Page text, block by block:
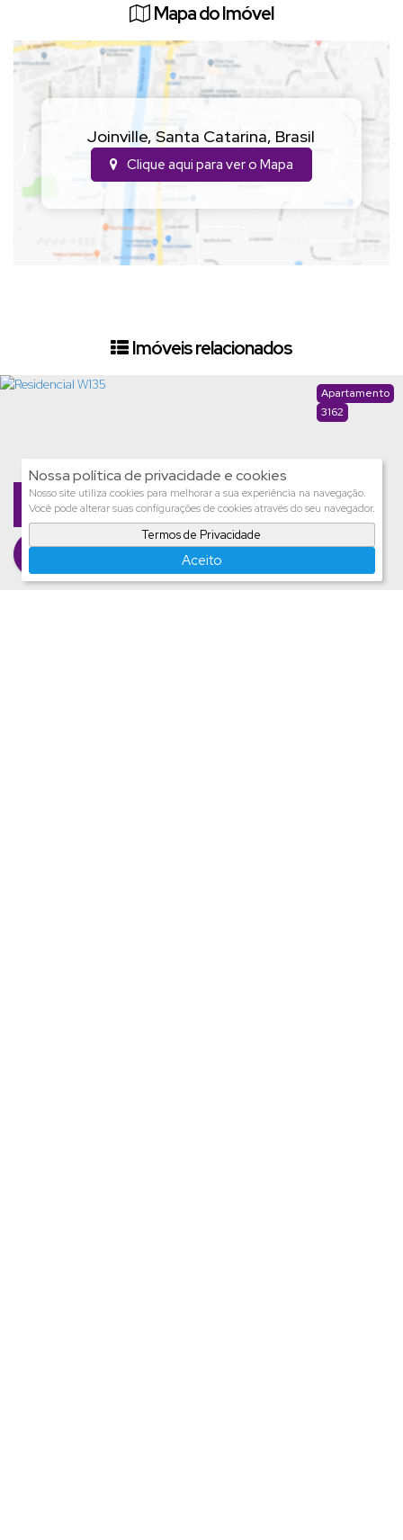
Nossa política de privacidade e cookies
Nosso site utiliza cookies para melhorar a sua experiência na navegação.
Você pode alterar suas configurações de cookies através do seu navegador.
Termos de Privacidade
Aceito
Mapa do Imóvel
Joinville,Santa Catarina, Brasil
Clique aqui para ver o Mapa
Imóveis relacionados
3162
Apartamento